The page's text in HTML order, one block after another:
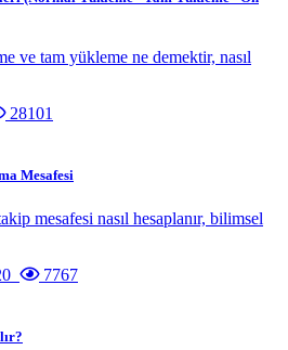
ve tam yükleme ne demektir, nasıl
28101
Mesafesi
mesafesi nasıl hesaplanır, bilimsel
7767